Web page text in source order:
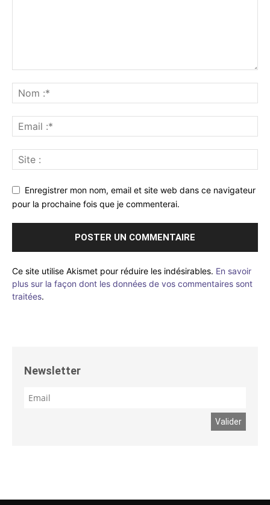
Enregistrer mon nom, email et site web dans ce navigateur
pour la prochaine fois que je commenterai.
Ce site utilise Akismet pour réduire les indésirables. En savoir
plus sur la façon dont les données de vos commentaires sont
traitées.
Newsletter